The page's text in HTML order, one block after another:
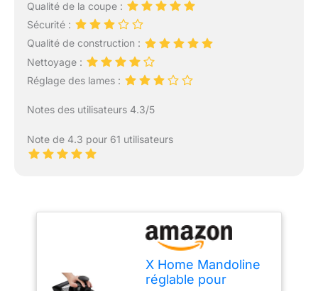
Qualité de la coupe :
Sécurité :
Qualité de construction :
Nettoyage :
Réglage des lames :
Notes des utilisateurs 4.3/5
Note de 4.3 pour 61 utilisateurs
X Home Mandoline
réglable pour